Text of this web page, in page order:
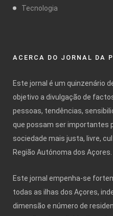
Tecnologia
ACERCA DO JORNAL DA
Este jornal é um quinzenário
objetivo a divulgação de
pessoas, tendências,
que possam ser importantes
sociedade mais justa, livre,
Região Autónoma dos Açores.
Este jornal empenha-se
todas as ilhas dos Açores,
dimensão e número de